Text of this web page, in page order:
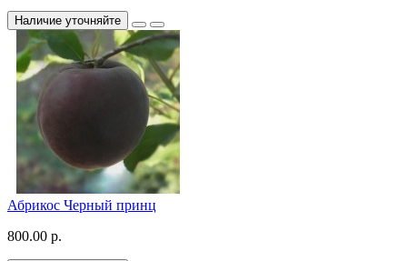
Наличие уточняйте
Абрикос Черный принц
800.00 р.